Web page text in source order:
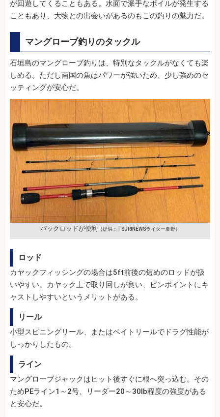
が回遊してくることもある。水面で派手なボイルが発生する
こともあり、大物との出会いがあるのもこの釣りの魅力だ。
マングローブ釣りのタックル
石垣島のマングローブ釣りは、特別なタックルがなくても楽
しめる。ただし南国の魚はパワーが強いため、少し強めのセ
ッティングが安心だ。
パックロッドが便利 （提供：TSURINEWSライター夏野）
ロッド
カヤックフィッシングの場合は5ft前後の短めのロッドが扱
いやすい。カヤック上で取り回しが良い、ピンポイントにキ
ャストしやすいというメリットがある。
リール
小型スピニングリール、またはベイトリールでドラグ性能が
しっかりしたもの。
ライン
マングローブジャックはヒット後すぐに根へ突っ込む。その
ためPEライン1～2号、リーダー20～30lb程度の強度がある
と安心だ。